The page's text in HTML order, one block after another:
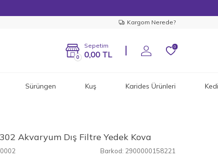
Kargom Nerede?
0
Sepetim
0,00 TL
0
Sürüngen Kuş Karides Ürünleri Kedi
Akvaryum Dış Filtre Yedek Kova
Barkod: 2900000158221